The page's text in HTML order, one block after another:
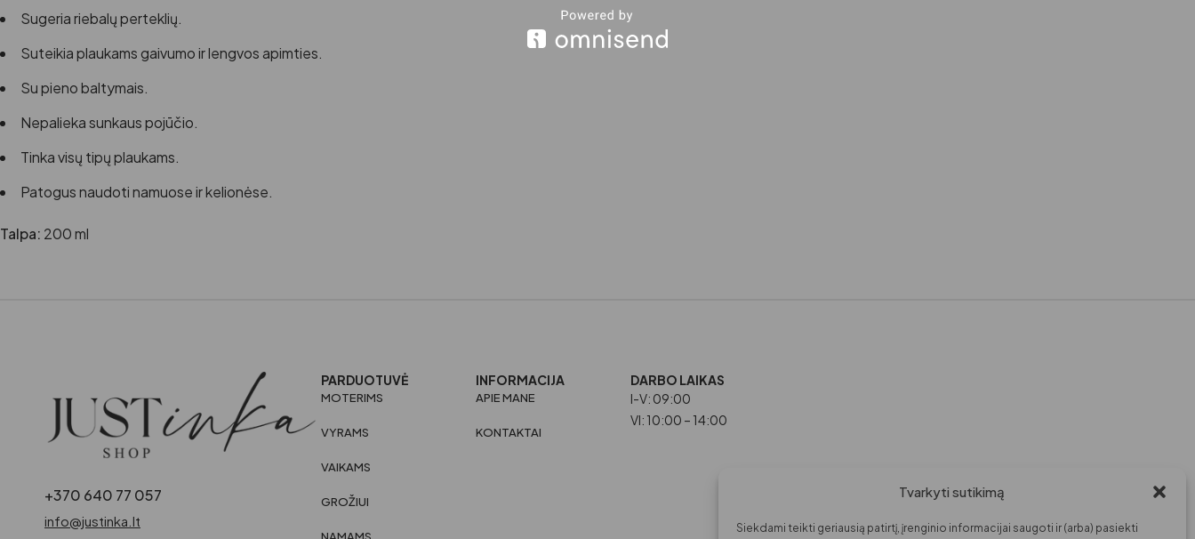
Tvarkyti sutikimą
Siekdami teikti geriausią patirtį, įrenginio informacijai saugoti ir (arba) pasiekti
Sugeria riebalų perteklių.
Suteikia plaukams gaivumo ir lengvos apimties.
Su pieno baltymais.
Nepalieka sunkaus pojūčio.
Tinka visų tipų plaukams.
Patogus naudoti namuose ir kelionėse.
Talpa: 200 ml
+370 640 77 057
info@justinka.lt
PARDUOTUVĖ
MOTERIMS
VYRAMS
VAIKAMS
GROŽIUI
INFORMACIJA
APIE MANE
KONTAKTAI
DARBO LAIKAS
I-V: 09:00
VI: 10:00 – 14:00